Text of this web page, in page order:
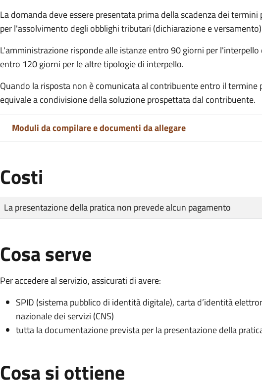
La domanda deve essere presentata prima della scadenza dei termini
per l'assolvimento degli obblighi tributari (dichiarazione e
L'amministrazione risponde alle istanze entro 90 giorni per
entro 120 giorni per le altre tipologie di interpello.
Quando la risposta non è comunicata al contribuente entro il termine
equivale a condivisione della soluzione prospettata dal contribuente.
Moduli da compilare e documenti da allegare
Costi
Tipo di pagamento
Importo
La presentazione della pratica non prevede alcun pagamento
Cosa serve
Per accedere al servizio, assicurati di avere:
SPID (sistema pubblico di identità digitale), carta d’identità
nazionale dei servizi (CNS)
tutta la documentazione prevista per la presentazione della
Cosa si ottiene